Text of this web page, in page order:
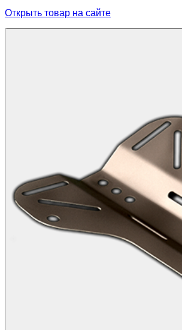
Открыть товар на сайте